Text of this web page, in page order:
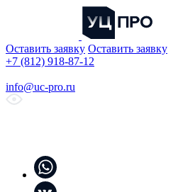
Оставить заявку Оставить заявку
+7 (812) 918-87-12
info@uc-pro.ru